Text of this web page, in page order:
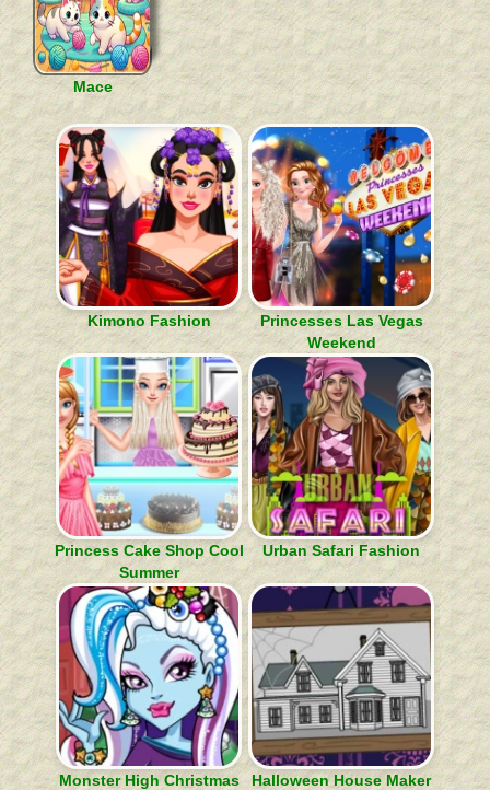
Mace
Kimono Fashion
Princesses Las Vegas
Weekend
Princess Cake Shop Cool
Summer
Urban Safari Fashion
Monster High Christmas Halloween House Maker